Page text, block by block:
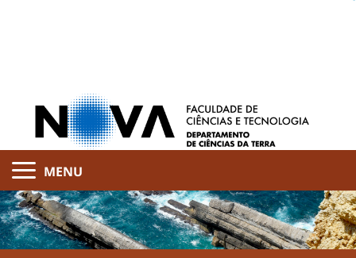
MENU